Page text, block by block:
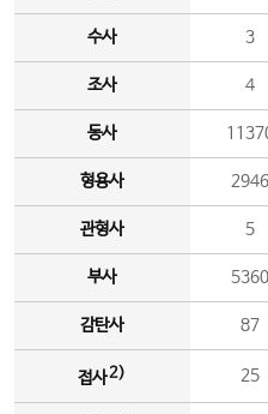
수사 3
조사 4
동사
형용사 2946
관형사 5
부사 5360
감탄사 87
접사2) 25